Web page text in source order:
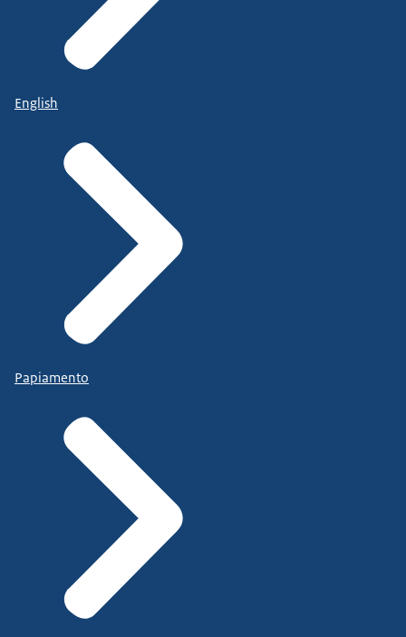
En voor ieder uniek gebied bepalen hoe we het
beste de bodem, natuur en waterkwaliteit kunnen
herstellen.
Daarom gaat de overheid met lokale experts,
bewoners, ondernemers en organisaties in kaart
brengen wat ons te doen staat.
Samen maken zij plannen die passen bij de
eigenschappen, kenmerken en inwoners van een
Want de situatie in de kustgebieden is anders dan
op de Veluwe.
Samen herstellen we de natuur en maken we de
de uitstoot van stikstof en broeikasgassen.
Zo zorgen we dat elk uniek gebied in Nederland
gezonder, aantrekkelijker en veiliger wordt en
Wil je meer weten over de aanpak?
Ga naar onslevendlandschap.nl
Tekst in beeld:
Wil je meer weten over de aanpak?
Ga naar onslevendlandschap.nl
English
Papiamento